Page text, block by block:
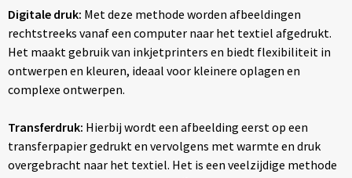
Digitale druk: Met deze methode worden afbeeldingen
rechtstreeks vanaf een computer naar het textiel afgedrukt.
Het maakt gebruik van inkjetprinters en biedt flexibiliteit in
ontwerpen en kleuren, ideaal voor kleinere oplagen en
complexe ontwerpen.
Transferdruk: Hierbij wordt een afbeelding eerst op een
transferpapier gedrukt en vervolgens met warmte en druk
overgebracht naar het textiel. Het is een veelzijdige methode